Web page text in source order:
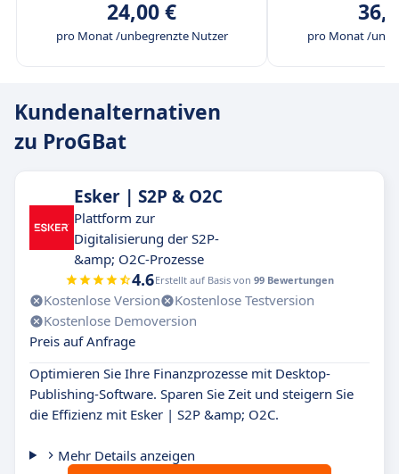
24,00 €
pro Monat /unbegrenzte Nutzer pro Monat /
Kundenalternativen
zu ProGBat
Esker | S2P & O2C
Plattform zur
Digitalisierung der S2P-
&amp; O2C-Prozesse
4.6Erstellt auf Basis von 99 Bewertungen
Kostenlose Version
Kostenlose Testversion
Kostenlose Demoversion
Preis auf Anfrage
Optimieren Sie Ihre Finanzprozesse mit Desktop-
Publishing-Software. Sparen Sie Zeit und steigern Sie
die Effizienz mit Esker | S2P &amp; O2C.
Mehr Details anzeigen